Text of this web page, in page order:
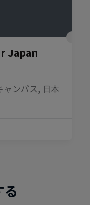
Japan
ャンパス, 日本
る